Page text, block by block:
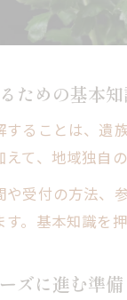
ための基本
ることは、遺
て、地域独自
受付の方法、
。基本知識を
ズに進む準備